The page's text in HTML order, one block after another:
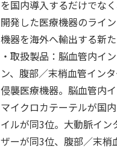
を国内導入するだけでな
開発した医療機器のライ
機器を海外へ輸出する新
・取扱製品：脳血管内イ
ン、腹部／末梢血管イン
侵襲医療機器。脳血管内
マイクロカテーテルが国
イルが同3位。大動脈イ
ザーが同3位、腹部／末梢